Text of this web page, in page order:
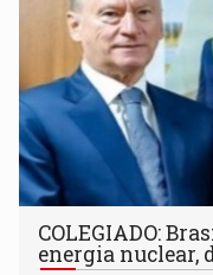
COLEGIADO:
energia nuclear,